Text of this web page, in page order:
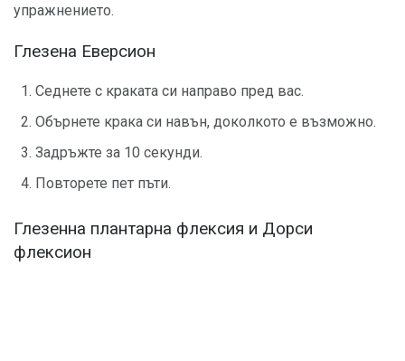
упражнението.
Глезена Еверсион
Седнете с краката си направо пред вас.
Обърнете крака си навън, доколкото е възможно.
Задръжте за 10 секунди.
Повторете пет пъти.
Глезенна плантарна флексия и Дорси
флексион